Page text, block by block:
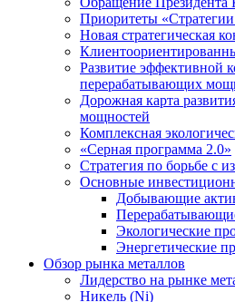
Приоритеты
Новая стратегическая
Развитие эффективной
перерабатывающих
Дорожная карта
мощностей
Комплексная
«Серная программа 2.0»
Стратегия по борьбе с
Основные
Добывающие
Экологические
Энергетические
Обзор рынка металлов
Лидерство на рынке
Никель (Ni)